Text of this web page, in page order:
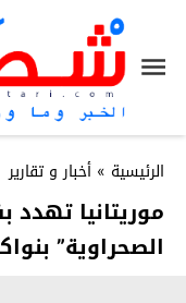
الرئيسية » أخبار و تقارير
موريتانيا
الصحراوية”